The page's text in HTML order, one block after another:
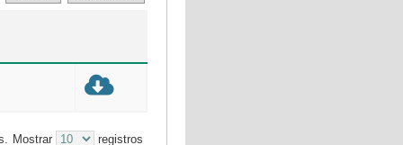
Mostrar registros